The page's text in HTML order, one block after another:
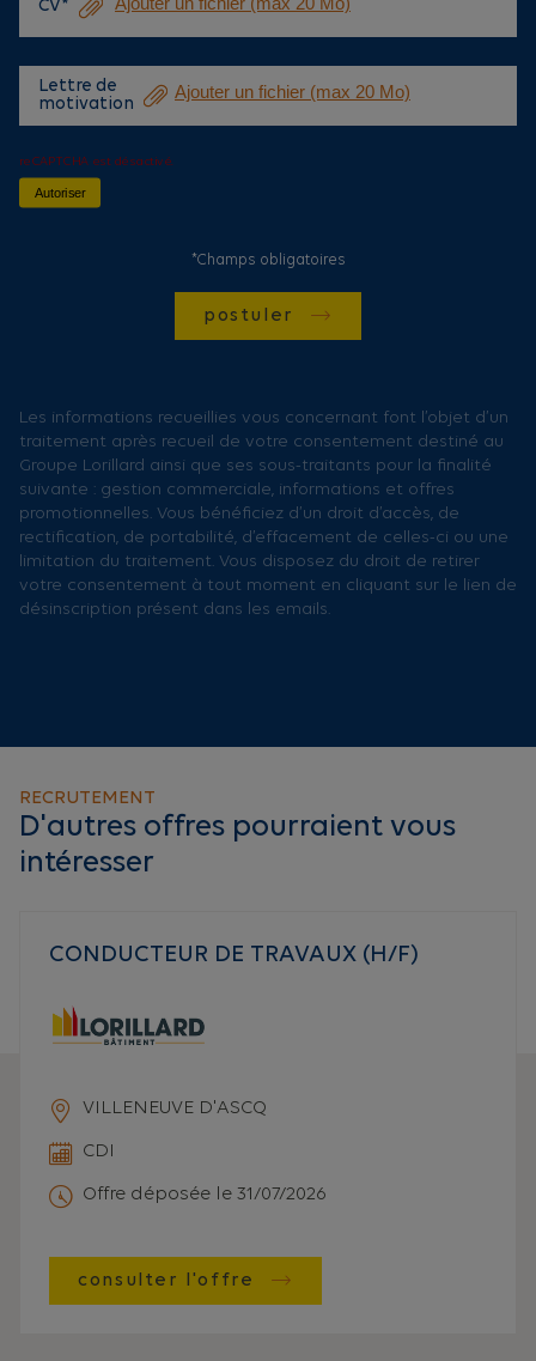
CV*
Lettre de
motivation
reCAPTCHA est désactivé.
Autoriser
*Champs obligatoires
postuler
Les informations recueillies vous concernant font l’objet d’un
traitement après recueil de votre consentement destiné au
Groupe Lorillard ainsi que ses sous-traitants pour la finalité
suivante : gestion commerciale, informations et offres
promotionnelles. Vous bénéficiez d’un droit d’accès, de
rectification, de portabilité, d’effacement de celles-ci ou une
limitation du traitement. Vous disposez du droit de retirer
votre consentement à tout moment en cliquant sur le lien de
désinscription présent dans les emails.
RECRUTEMENT
D'autres offres pourraient vous
intéresser
CONDUCTEUR DE TRAVAUX (H/F)
VILLENEUVE D'ASCQ
CDI
Offre déposée le 31/07/2026
consulter l'offre